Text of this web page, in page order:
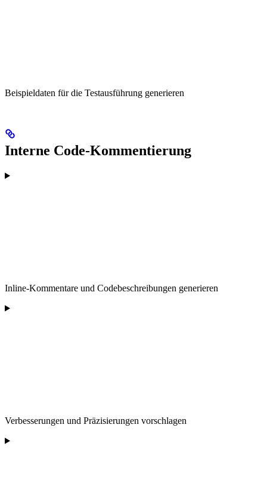
Beispieldaten für die Testausführung generieren
Interne Code-Kommentierung
Inline-Kommentare und Codebeschreibungen generieren
Verbesserungen und Präzisierungen vorschlagen